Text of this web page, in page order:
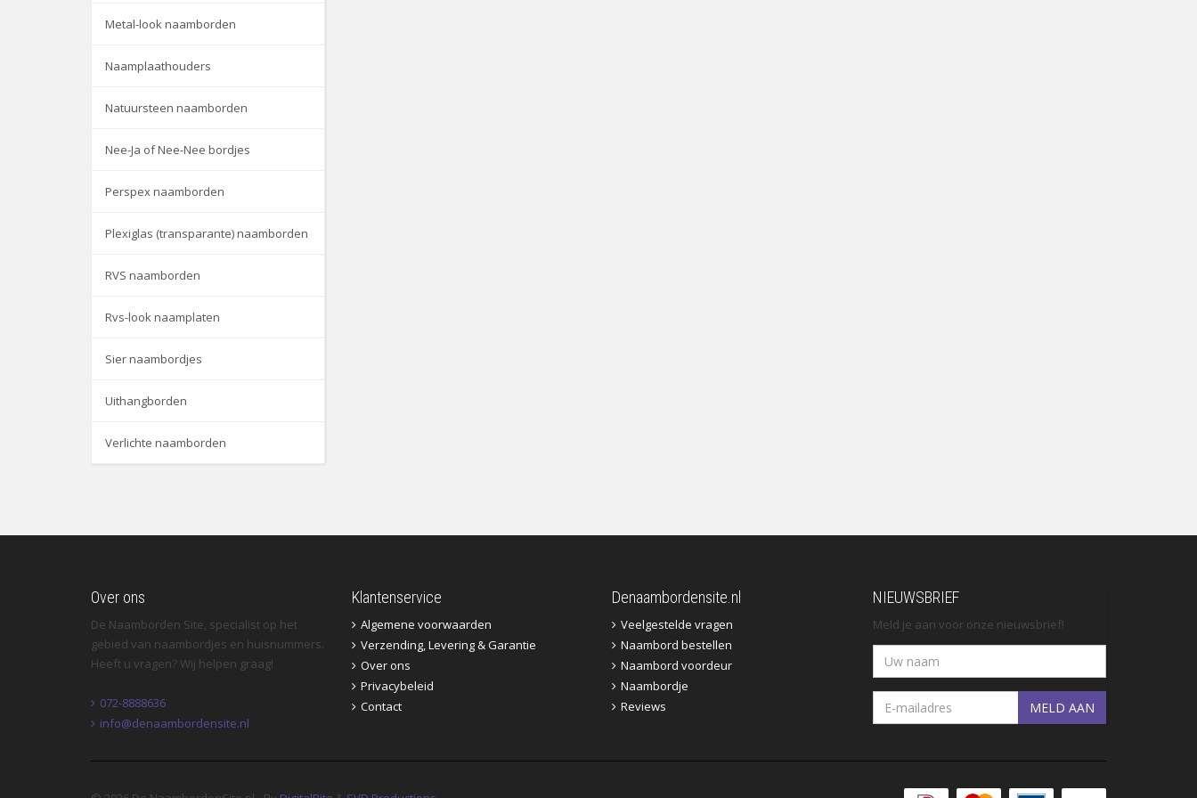
Metal-look naamborden
Naamplaathouders
Natuursteen naamborden
Nee-Ja of Nee-Nee bordjes
Perspex naamborden
Plexiglas (transparante) naamborden
RVS naamborden
Rvs-look naamplaten
Sier naambordjes
Uithangborden
Verlichte naamborden
Over ons
De Naamborden Site, specialist op het
gebied van naambordjes en huisnummers.
Heeft u vragen? Wij helpen graag!
072-8888636
info@denaambordensite.nl
Klantenservice
Algemene voorwaarden
Verzending, Levering & Garantie
Over ons
Privacybeleid
Contact
Denaambordensite.nl
Veelgestelde vragen
Naambord bestellen
Naambord voordeur
Naambordje
Reviews
NIEUWSBRIEF
Meld je aan voor onze nieuwsbrief!
MELD AAN